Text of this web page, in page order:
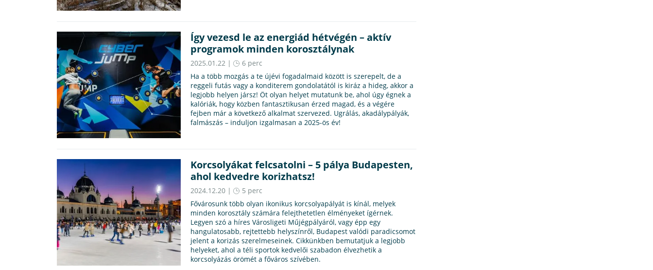
Így vezesd le az energiád hétvégén – aktív
programok minden korosztálynak
2025.01.22 |
6 perc
Ha a több mozgás a te újévi fogadalmaid között is szerepelt, de a
reggeli futás vagy a konditerem gondolatától is kiráz a hideg, akkor a
legjobb helyen jársz! Öt olyan helyet mutatunk be, ahol úgy égnek a
kalóriák, hogy közben fantasztikusan érzed magad, és a végére
fejben már a következő alkalmat szervezed. Ugrálás, akadálypályák,
falmászás – induljon izgalmasan a 2025-ös év!
Korcsolyákat felcsatolni – 5 pálya Budapesten,
ahol kedvedre korizhatsz!
2024.12.20 |
5 perc
Fővárosunk több olyan ikonikus korcsolyapályát is kínál, melyek
minden korosztály számára felejthetetlen élményeket ígérnek.
Legyen szó a híres Városligeti Műjégpályáról, vagy épp egy
hangulatosabb, rejtettebb helyszínről, Budapest valódi paradicsomot
jelent a korizás szerelmeseinek. Cikkünkben bemutatjuk a legjobb
helyeket, ahol a téli sportok kedvelői szabadon élvezhetik a
korcsolyázás örömét a főváros szívében.